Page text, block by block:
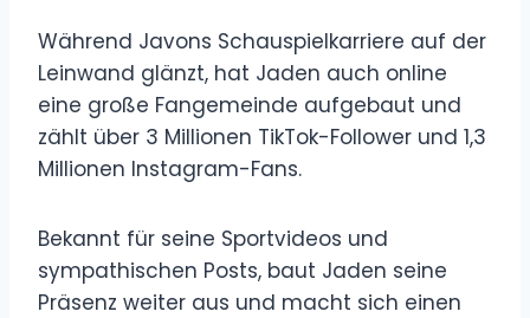
Während Javons Schauspielkarriere auf der
Leinwand glänzt, hat Jaden auch online
eine große Fangemeinde aufgebaut und
zählt über 3 Millionen TikTok-Follower und 1,3
Millionen Instagram-Fans.
Bekannt für seine Sportvideos und
sympathischen Posts, baut Jaden seine
Präsenz weiter aus und macht sich einen